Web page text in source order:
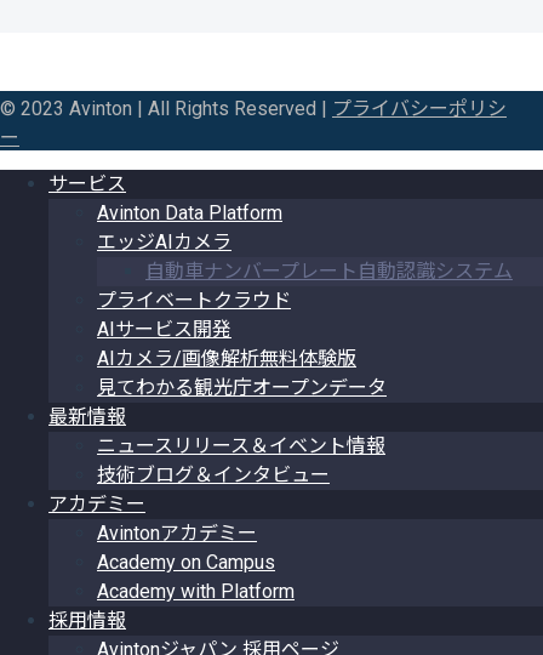
© 2023 Avinton | All Rights Reserved | プライバシーポリシ
ー
サービス
Avinton Data Platform
エッジAIカメラ
自動車ナンバープレート自動認識システム
プライベートクラウド
AIサービス開発
AIカメラ/画像解析無料体験版
見てわかる観光庁オープンデータ
最新情報
ニュースリリース＆イベント情報
技術ブログ＆インタビュー
アカデミー
Avintonアカデミー
Academy on Campus
Academy with Platform
採用情報
Avintonジャパン 採用ページ